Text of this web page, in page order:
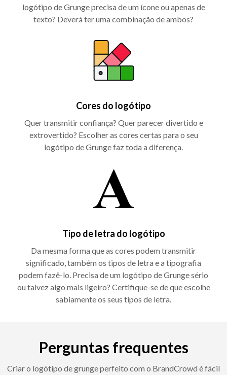
logótipo de Grunge precisa de um ícone ou apenas de
texto? Deverá ter uma combinação de ambos?
Cores do logótipo
Quer transmitir confiança? Quer parecer divertido e
extrovertido? Escolher as cores certas para o seu
logótipo de Grunge faz toda a diferença.
Tipo de letra do logótipo
Da mesma forma que as cores podem transmitir
significado, também os tipos de letra e a tipografia
podem fazê-lo. Precisa de um logótipo de Grunge sério
ou talvez algo mais ligeiro? Certifique-se de que escolhe
sabiamente os seus tipos de letra.
Perguntas frequentes
Criar o logótipo de grunge perfeito com o BrandCrowd é fácil